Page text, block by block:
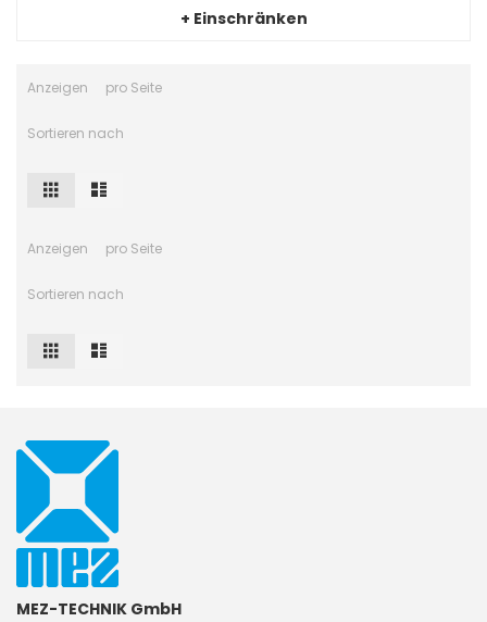
+ Einschränken
Anzeigen pro Seite
Sortieren nach
Ansicht
Raster
Anzeigen pro Seite
Sortieren nach
Ansicht
Raster
MEZ-TECHNIK GmbH